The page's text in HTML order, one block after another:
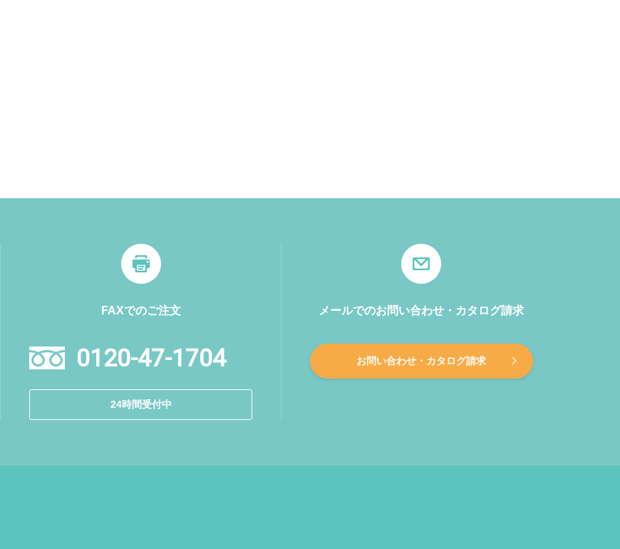
FAXでのご注文
0120-47-1704
24時間受付中
メールでのお問い合わせ・カタログ請求
お問い合わせ・カタログ請求